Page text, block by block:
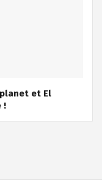
et El
!